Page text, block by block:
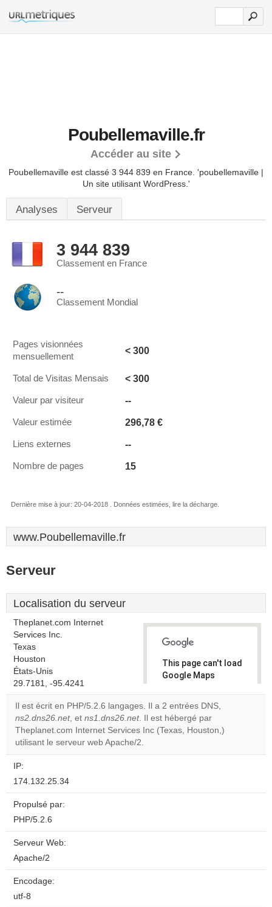
Poubellemaville.fr
Accéder au site
Poubellemaville est classé 3 944 839 en France. 'poubellemaville |
Un site utilisant WordPress.'
Analyses Serveur
3 944 839
Classement en France
--
Classement Mondial
Pages visionnées
mensuellement
< 300
Total de Visitas Mensais < 300
Valeur par visiteur --
Valeur estimée 296,78 €
Liens externes --
Nombre de pages 15
Dernière mise à jour: 20-04-2018 . Données estimées, lire la décharge.
www.Poubellemaville.fr
Serveur
Localisation du serveur
Theplanet.com Internet
Services Inc.
Texas
Houston
États-Unis
29.7181, -95.4241
This page can't load
Google Maps
Do you
own this
website?
Il est écrit en PHP/5.2.6 langages. Il a 2 entrées DNS,
ns2.dns26.net, et ns1.dns26.net. Il est hébergé par
Theplanet.com Internet Services Inc (Texas, Houston,)
utilisant le serveur web Apache/2.
IP:
174.132.25.34
Propulsé par:
PHP/5.2.6
Serveur Web:
Apache/2
Encodage:
utf-8